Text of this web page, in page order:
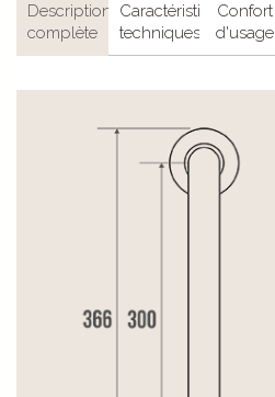
Description
complète
Caractéristiques
techniques
Confort
d'usage